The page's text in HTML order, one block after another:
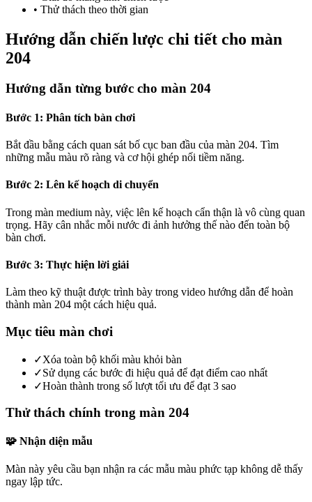
• Thử thách theo thời gian
Hướng dẫn chiến lược chi tiết cho màn
204
Hướng dẫn từng bước cho màn 204
Bước 1: Phân tích bàn chơi
Bắt đầu bằng cách quan sát bố cục ban đầu của màn 204. Tìm
những mẫu màu rõ ràng và cơ hội ghép nối tiềm năng.
Bước 2: Lên kế hoạch di chuyển
Trong màn medium này, việc lên kế hoạch cẩn thận là vô cùng quan
trọng. Hãy cân nhắc mỗi nước đi ảnh hưởng thế nào đến toàn bộ
bàn chơi.
Bước 3: Thực hiện lời giải
Làm theo kỹ thuật được trình bày trong video hướng dẫn để hoàn
thành màn 204 một cách hiệu quả.
Mục tiêu màn chơi
✓Xóa toàn bộ khối màu khỏi bàn
✓Sử dụng các bước đi hiệu quả để đạt điểm cao nhất
✓Hoàn thành trong số lượt tối ưu để đạt 3 sao
Thử thách chính trong màn 204
🧩 Nhận diện mẫu
Màn này yêu cầu bạn nhận ra các mẫu màu phức tạp không dễ thấy
ngay lập tức.